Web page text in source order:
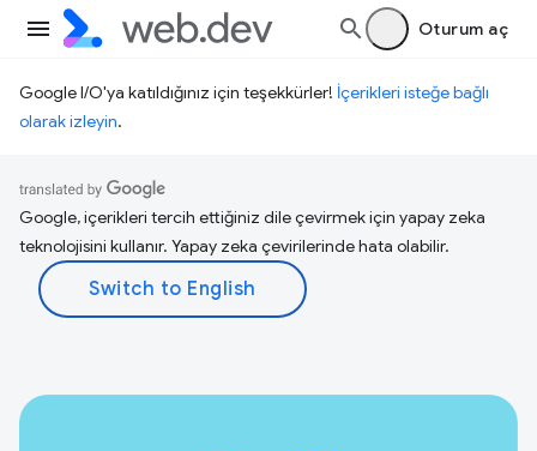
Oturum aç
Google I/O'ya katıldığınız için teşekkürler! İçerikleri isteğe bağlı
olarak izleyin.
Google, içerikleri tercih ettiğiniz dile çevirmek için yapay zeka
teknolojisini kullanır. Yapay zeka çevirilerinde hata olabilir.